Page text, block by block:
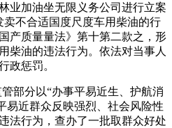
业加油坐无限义务公司进行立案
不合适国度尺度车用柴油的行
产质量量法》第十第二款之，形
柴油的违法行为。依法对当事人
政惩罚。
分以“办事平易近生、护航消
易近群众反映强烈、社会风险性
法行为，查办了一批取群众好处